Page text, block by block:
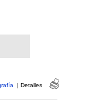
| Detalles